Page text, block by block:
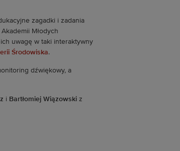
zagadki i zadania
Młodych
uwagę w taki interaktywny
Środowiska.
dźwiękowy, a
i Bartłomiej Wiązowskiz